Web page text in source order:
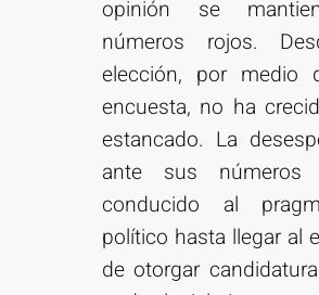
opinión se
números rojos.
elección, por medio
encuesta, no ha
estancado. La
ante sus
conducido al
político hasta llegar al
de otorgar